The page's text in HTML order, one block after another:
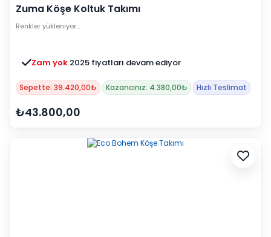
Zuma Köşe Koltuk Takımı
Renkler yükleniyor…
Zam yok 2025 fiyatları devam ediyor
Sepette: 39.420,00₺ Kazancınız: 4.380,00₺ Hızlı Teslimat
₺43.800,00